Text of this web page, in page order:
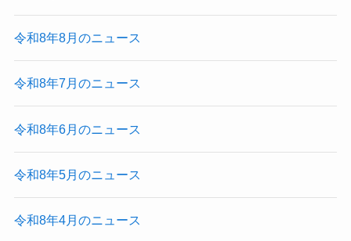
令和8年8月のニュース
令和8年7月のニュース
令和8年6月のニュース
令和8年5月のニュース
令和8年4月のニュース